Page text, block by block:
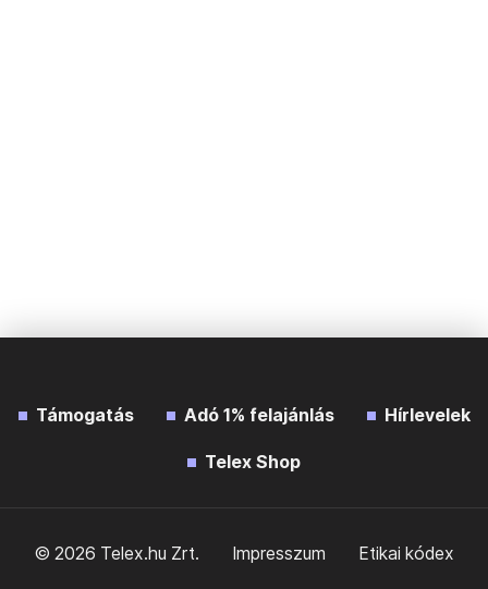
Támogatás Adó 1% felajánlás Hírlevelek
Telex Shop
© 2026 Telex.hu Zrt. Impresszum Etikai kódex